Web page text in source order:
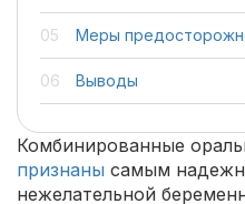
Меры
Выводы
Комбинированные
признаны самым
нежелательной